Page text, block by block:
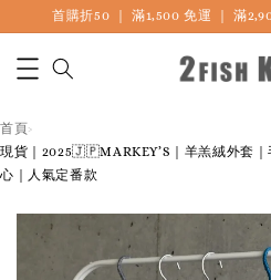
首購折50 ｜ 滿1,500 免運 ｜ 滿
首頁›
現貨｜2025🇯🇵MARKEY’S｜羊羔絨外套
心｜人氣定番款